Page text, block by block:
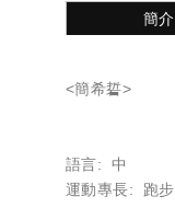
簡介
<簡希硩>
語言: 中
運動專長: 跑步